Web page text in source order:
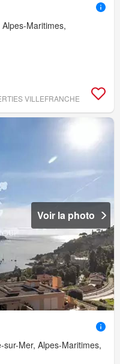
Maritimes,
VILLEFRANCHE
Voir la photo
Mer, Alpes-Maritimes,